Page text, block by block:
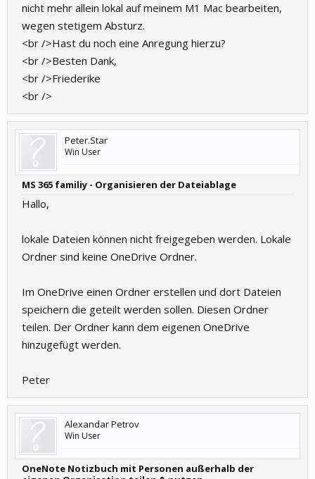
nicht mehr allein lokal auf meinem M1 Mac bearbeiten,
wegen stetigem Absturz.
<br />Hast du noch eine Anregung hierzu?
<br />Besten Dank,
<br />Friederike
<br />
Peter.Star
Win User
MS 365 familiy - Organisieren der Dateiablage
Hallo,
lokale Dateien können nicht freigegeben werden. Lokale
Ordner sind keine OneDrive Ordner.
Im OneDrive einen Ordner erstellen und dort Dateien
speichern die geteilt werden sollen. Diesen Ordner
teilen. Der Ordner kann dem eigenen OneDrive
hinzugefügt werden.
Peter
Alexandar Petrov
Win User
OneNote Notizbuch mit Personen außerhalb der